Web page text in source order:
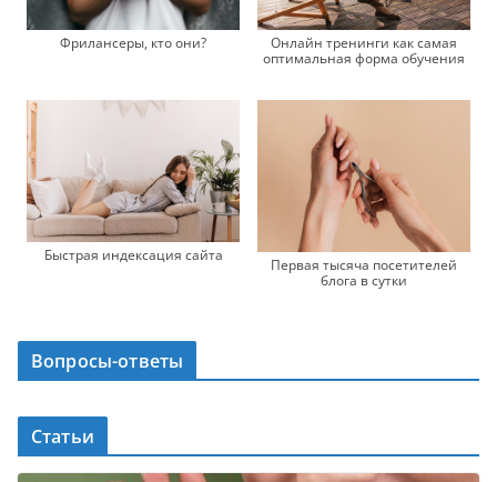
Фрилансеры, кто они?
Онлайн тренинги как самая
оптимальная форма обучения
Быстрая индексация сайта
Первая тысяча посетителей
блога в сутки
Вопросы-ответы
Статьи